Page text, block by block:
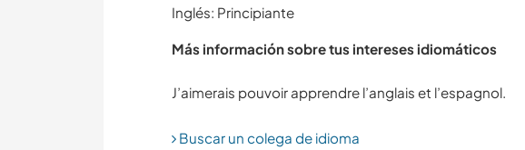
Inglés: Principiante
Más información sobre tus intereses idiomáticos
Buscar un colega de idioma